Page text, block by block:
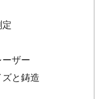
定
ーザー
ズと鋳造